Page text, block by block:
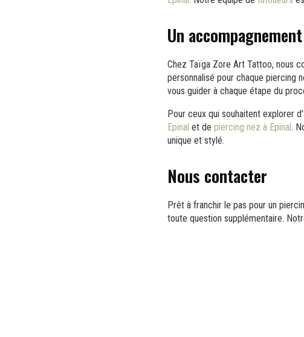
Un
Chez Taïga Zore Art Tattoo, nous
personnalisé pour chaque piercing
vous guider à chaque étape du
Pour ceux qui souhaitent explorer
Epinal et de piercing nez à Epinal.
unique et stylé.
Nous contacter
Prêt à franchir le pas pour un
toute question supplémentaire.